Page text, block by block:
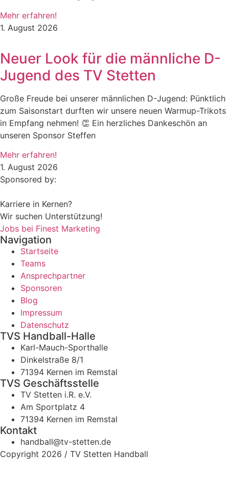
Mehr erfahren!
1. August 2026
Neuer Look für die männliche D-
Jugend des TV Stetten
Große Freude bei unserer männlichen D-Jugend: Pünktlich
zum Saisonstart durften wir unsere neuen Warmup-Trikots
in Empfang nehmen! 👏 Ein herzliches Dankeschön an
unseren Sponsor Steffen
Mehr erfahren!
1. August 2026
Sponsored by:
Karriere in Kernen?
Wir suchen Unterstützung!
Jobs bei Finest Marketing
Navigation
Startseite
Teams
Ansprechpartner
Sponsoren
Blog
Impressum
Datenschutz
TVS Handball-Halle
Karl-Mauch-Sporthalle
Dinkelstraße 8/1
71394 Kernen im Remstal
TVS Geschäftsstelle
TV Stetten i.R. e.V.
Am Sportplatz 4
71394 Kernen im Remstal
Kontakt
handball@tv-stetten.de
Copyright 2026 / TV Stetten Handball